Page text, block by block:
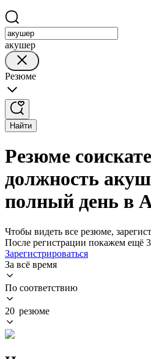
акушер
Резюме
Найти
Резюме
должность
полный день в
Чтобы видеть все резюме,
После регистрации покажем ещё
Зарегистрироваться
За всё время
По соответствию
20 резюме